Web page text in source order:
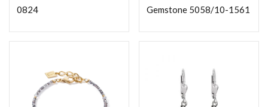
0824
Gemstone 5058/10-1561